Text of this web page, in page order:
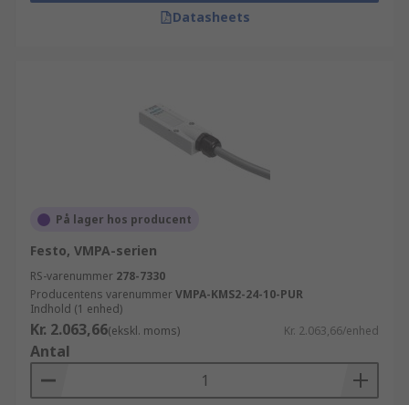
Datasheets
På lager hos producent
Festo, VMPA-serien
RS-varenummer 278-7330
Producentens varenummerVMPA-KMS2-24-10-PUR
Indhold (1 enhed)
Kr. 2.063,66(ekskl. moms) Kr. 2.063,66/enhed
Antal